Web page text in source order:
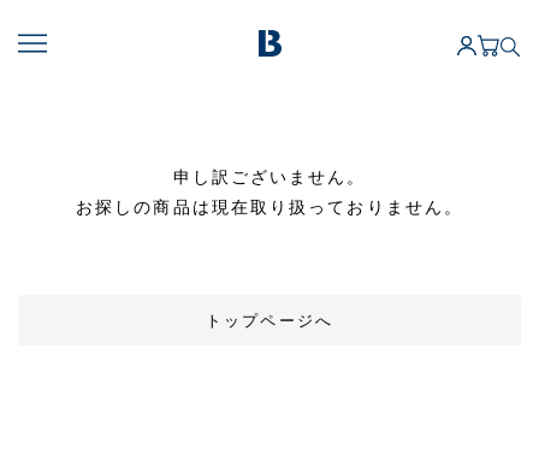
申し訳ございません。
お探しの商品は現在取り扱っておりません。
トップページへ